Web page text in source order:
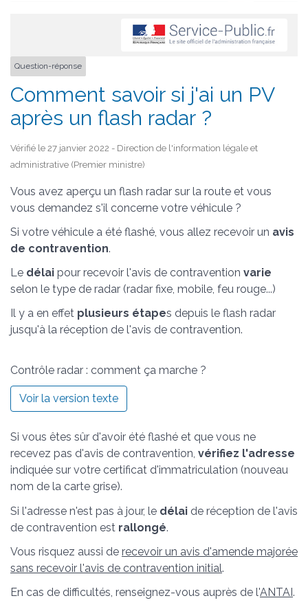
Question-réponse
Comment savoir si j'ai un PV
après un flash radar ?
Vérifié le 27 janvier 2022 - Direction de l'information légale et
administrative (Premier ministre)
Vous avez aperçu un flash radar sur la route et vous
vous demandez s'il concerne votre véhicule ?
Si votre véhicule a été flashé, vous allez recevoir un avis
de contravention.
Le délai pour recevoir l'avis de contravention varie
selon le type de radar (radar fixe, mobile, feu rouge...)
Il y a en effet plusieurs étapes depuis le flash radar
jusqu'à la réception de l'avis de contravention.
Contrôle radar : comment ça marche ?
Voir la version texte
Si vous êtes sûr d'avoir été flashé et que vous ne
recevez pas d'avis de contravention, vérifiez l'adresse
indiquée sur votre certificat d'immatriculation (nouveau
nom de la carte grise).
Si l'adresse n'est pas à jour, le délai de réception de l'avis
de contravention est rallongé.
Vous risquez aussi de recevoir un avis d'amende majorée
sans recevoir l'avis de contravention initial.
En cas de difficultés, renseignez-vous auprès de l'ANTAI.